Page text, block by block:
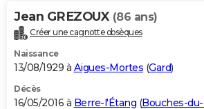
Jean GREZOUX (86 ans)
Créer une cagnotte obsèques
Naissance
13/08/1929 à Aigues-Mortes (Gard)
Décès
16/05/2016 à Berre-l'Étang (Bouches-